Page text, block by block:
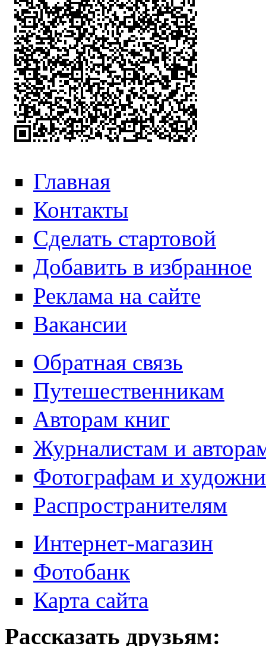
Главная
Контакты
Сделать стартовой
Добавить в избранное
Реклама на сайте
Вакансии
Обратная связь
Путешественникам
Авторам книг
Журналистам и
Фотографам и
Распространителям
Интернет-магазин
Фотобанк
Карта сайта
Рассказать друзьям: